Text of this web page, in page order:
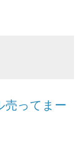
売ってまー